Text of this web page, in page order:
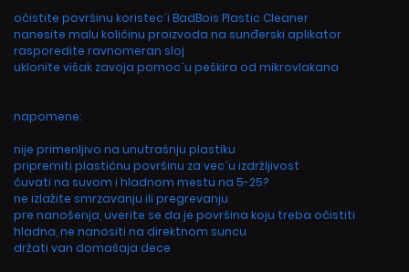
očistite površinu koristec´i BadBois Plastic Cleaner
nanesite malu količinu proizvoda na sunđerski aplikator
rasporedite ravnomeran sloj
uklonite višak zavoja pomoc´u peškira od mikrovlakana
napomene:
nije primenljivo na unutrašnju plastiku
pripremiti plastičnu površinu za vec´u izdržljivost
čuvati na suvom i hladnom mestu na 5-25?
ne izlažite smrzavanju ili pregrevanju
pre nanošenja, uverite se da je površina koju treba očistiti
hladna, ne nanositi na direktnom suncu
držati van domašaja dece